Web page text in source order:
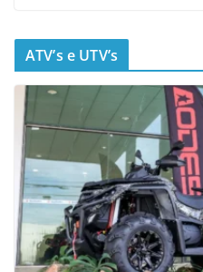
ATV’s e UTV’s